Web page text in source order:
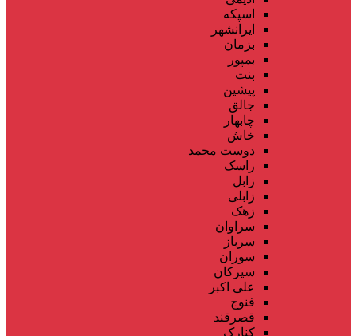
اسپکه
ایرانشهر
بزمان
بمپور
بنت
پیشین
جالق
چابهار
خاش
دوست محمد
راسک
زابل
زابلی
زهک
سراوان
سرباز
سوران
سیرکان
علی اکبر
فنوج
قصرقند
کنارک